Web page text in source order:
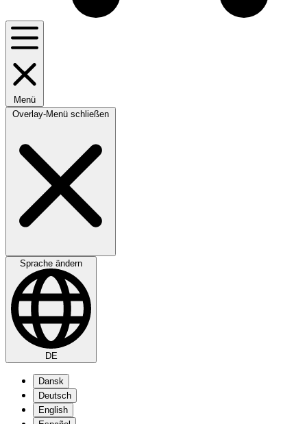
Menü
Overlay-Menü schließen
Sprache ändern
DE
Dansk
Deutsch
English